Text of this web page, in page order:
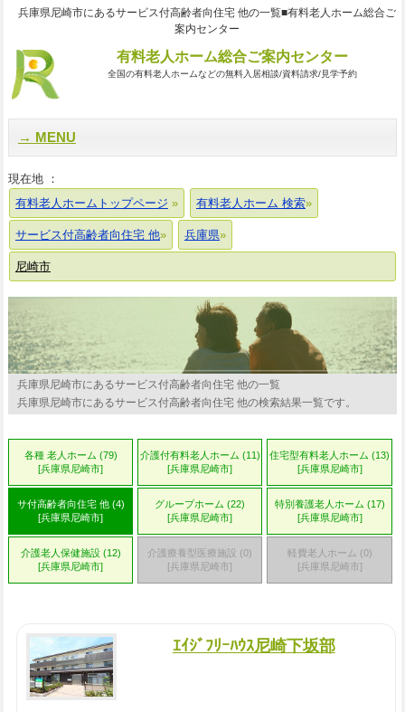
兵庫県尼崎市にあるサービス付高齢者向住宅 他の一覧■有料老人ホーム総合ご
案内センター
有料老人ホーム総合ご案内センター
全国の有料老人ホームなどの無料入居相談/資料請求/見学予約
MENU
現在地 ：
有料老人ホームトップページ
有料老人ホーム 検索
サービス付高齢者向住宅 他 兵庫県
尼崎市
兵庫県尼崎市にあるサービス付高齢者向住宅 他の一覧
兵庫県尼崎市にあるサービス付高齢者向住宅 他の検索結果一覧です。
各種 老人ホーム (79)
[兵庫県尼崎市]
介護付有料老人ホーム (11)
[兵庫県尼崎市]
住宅型有料老人ホーム (13)
[兵庫県尼崎市]
サ付高齢者向住宅 他 (4)
[兵庫県尼崎市]
グループホーム (22)
[兵庫県尼崎市]
特別養護老人ホーム (17)
[兵庫県尼崎市]
介護老人保健施設 (12)
[兵庫県尼崎市]
介護療養型医療施設 (0)
[兵庫県尼崎市]
軽費老人ホーム (0)
[兵庫県尼崎市]
ｴｲｼﾞﾌﾘｰﾊｳｽ尼崎下坂部